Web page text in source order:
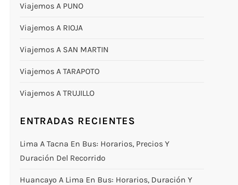
Viajemos A PUNO
Viajemos A RIOJA
Viajemos A SAN MARTIN
Viajemos A TARAPOTO
Viajemos A TRUJILLO
ENTRADAS RECIENTES
Lima A Tacna En Bus: Horarios, Precios Y
Duración Del Recorrido
Huancayo A Lima En Bus: Horarios, Duración Y